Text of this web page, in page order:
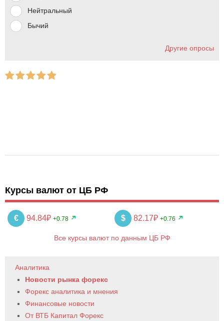
Нейтральный
Бычий
Другие опросы
Курсы валют от ЦБ РФ
€ 94.84₽ +0.78 $ 82.17₽ +0.76
Все курсы валют по данным ЦБ РФ
Аналитика
Новости рынка форекс
Форекс аналитика и мнения
Финансовые новости
От ВТБ Капитал Форекс